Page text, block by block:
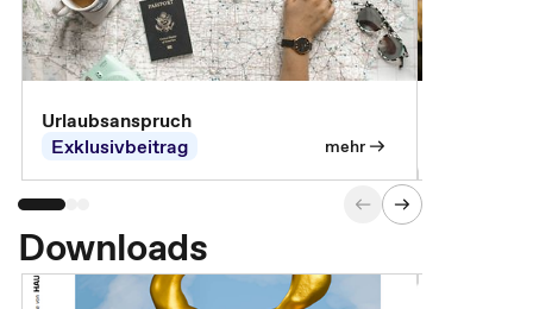
Urlaubsanspruch
Exklusivbeitrag
mehr
Downloads